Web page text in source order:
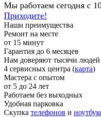
Мы работаем сегодня с
Приходите!
Наши преимущества
Ремонт на месте
от 15 минут
Гарантия до 6 месяцев
Нам доверяют тысячи людей
4 сервисных центра (карта)
Мастера с опытом
от 5 до 24 лет
Работаем без выходных
Удобная парковка
Скупка телефонов и